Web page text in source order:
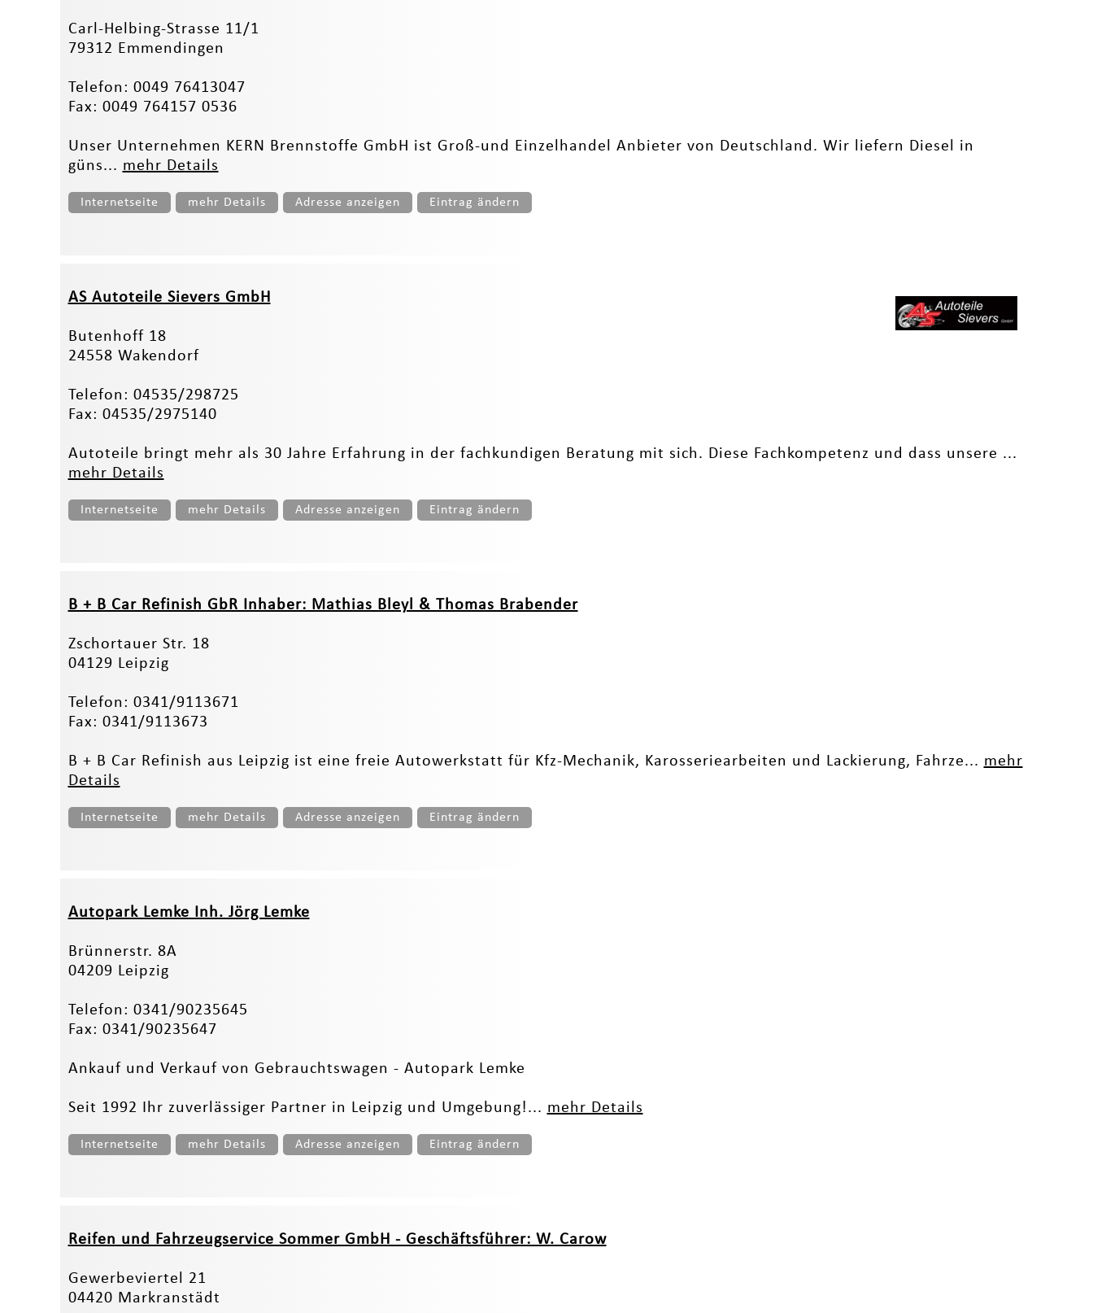
Carl-Helbing-Strasse 11/1
79312 Emmendingen
Telefon: 0049 76413047
Fax: 0049 764157 0536
Unser Unternehmen KERN Brennstoffe GmbH ist Groß-und Einzelhandel Anbieter von Deutschland. Wir liefern Diesel in
güns... mehr Details
Internetseite mehr Details Adresse anzeigen Eintrag ändern
AS Autoteile Sievers GmbH
Butenhoff 18
24558 Wakendorf
Telefon: 04535/298725
Fax: 04535/2975140
Autoteile bringt mehr als 30 Jahre Erfahrung in der fachkundigen Beratung mit sich. Diese Fachkompetenz und dass unsere ...
mehr Details
Internetseite mehr Details Adresse anzeigen Eintrag ändern
B + B Car Refinish GbR Inhaber: Mathias Bleyl & Thomas Brabender
Zschortauer Str. 18
04129 Leipzig
Telefon: 0341/9113671
Fax: 0341/9113673
B + B Car Refinish aus Leipzig ist eine freie Autowerkstatt für Kfz-Mechanik, Karosseriearbeiten und Lackierung, Fahrze... mehr
Details
Internetseite mehr Details Adresse anzeigen Eintrag ändern
Autopark Lemke Inh. Jörg Lemke
Brünnerstr. 8A
04209 Leipzig
Telefon: 0341/90235645
Fax: 0341/90235647
Ankauf und Verkauf von Gebrauchtswagen - Autopark Lemke
Seit 1992 Ihr zuverlässiger Partner in Leipzig und Umgebung!... mehr Details
Internetseite mehr Details Adresse anzeigen Eintrag ändern
Reifen und Fahrzeugservice Sommer GmbH - Geschäftsführer: W. Carow
Gewerbeviertel 21
04420 Markranstädt